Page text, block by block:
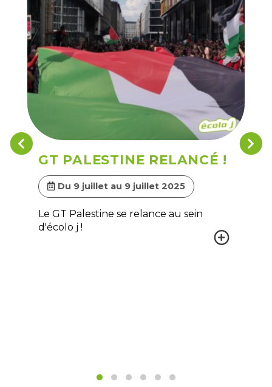
GT PALESTINE RELANCÉ !
Du 9 juillet au 9 juillet 2025
Le GT Palestine se relance au sein
d'écolo j !